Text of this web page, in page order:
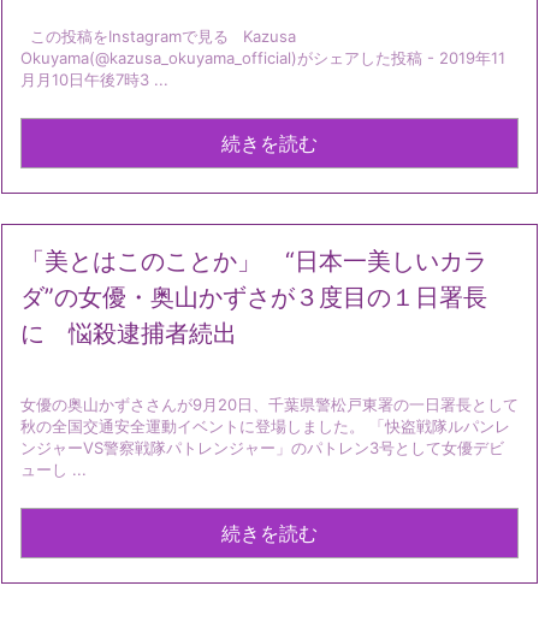
この投稿をInstagramで見る Kazusa
Okuyama(@kazusa_okuyama_official)がシェアした投稿 - 2019年11
月月10日午後7時3 ...
続きを読む
「美とはこのことか」 “日本一美しいカラ
ダ”の女優・奥山かずさが３度目の１日署長
に 悩殺逮捕者続出
女優の奥山かずささんが9月20日、千葉県警松戸東署の一日署長として
秋の全国交通安全運動イベントに登場しました。 「快盗戦隊ルパンレ
ンジャーVS警察戦隊パトレンジャー」のパトレン3号として女優デビ
ューし ...
続きを読む